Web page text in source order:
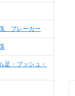
、ブレーカー
足・ブッシュ・